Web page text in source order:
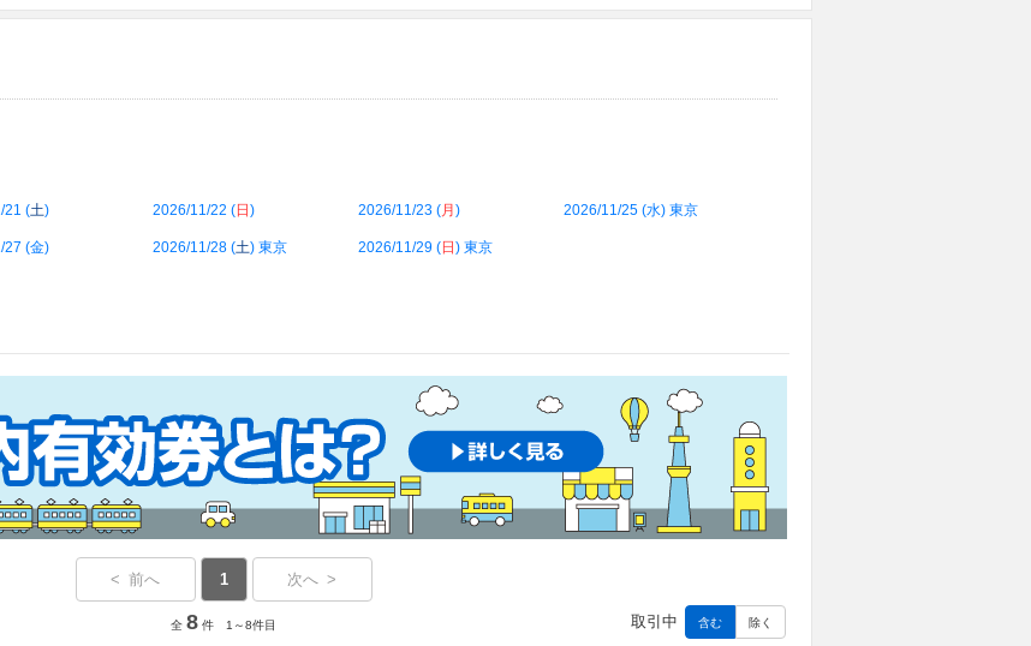
21 (土) 2026/11/22 (日 ) 2026/11/23 (月 ) 2026/11/25 (水) 東京
27 (金) 2026/11/28 (土) 東京 2026/11/29 (日 ) 東京
取引中 含む 除く
< 前へ 1 次へ >
全 8 件 1～8件目